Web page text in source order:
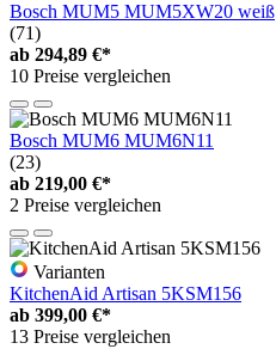
Bosch MUM5 MUM5XW20 weiß
(71)
ab 294,89 €*
10 Preise vergleichen
Bosch MUM6 MUM6N11
(23)
ab 219,00 €*
2 Preise vergleichen
Varianten
KitchenAid Artisan 5KSM156
ab 399,00 €*
13 Preise vergleichen